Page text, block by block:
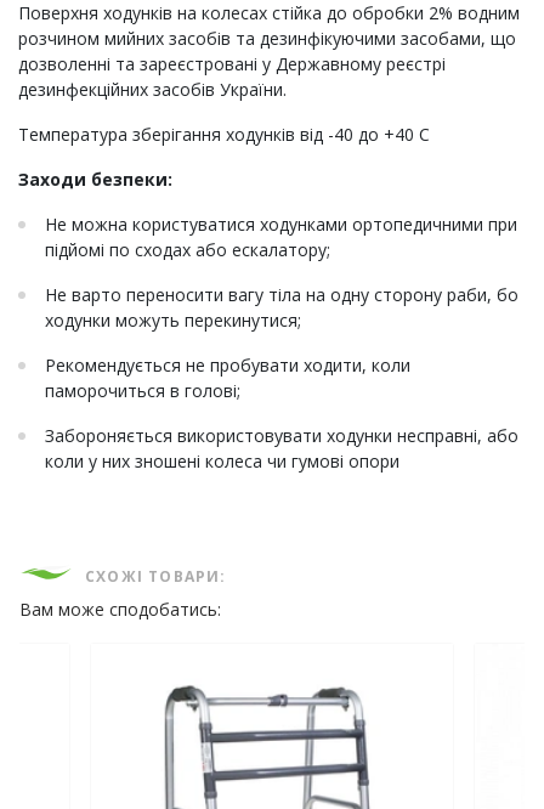
Поверхня ходунків на колесах стійка до обробки 2% водним
розчином мийних засобів та дезинфікуючими засобами, що
дозволенні та зареєстровані у Державному реєстрі
дезинфекційних засобів України.
Температура зберігання ходунків від -40 до +40 С
Заходи безпеки:
Не можна користуватися ходунками ортопедичними при
підйомі по сходах або ескалатору;
Не варто переносити вагу тіла на одну сторону раби, бо
ходунки можуть перекинутися;
Рекомендується не пробувати ходити, коли
паморочиться в голові;
Забороняється використовувати ходунки несправні, або
коли у них зношені колеса чи гумові опори
СХОЖІ ТОВАРИ:
Вам може сподобатись: